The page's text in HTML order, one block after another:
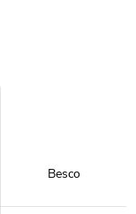
Besco